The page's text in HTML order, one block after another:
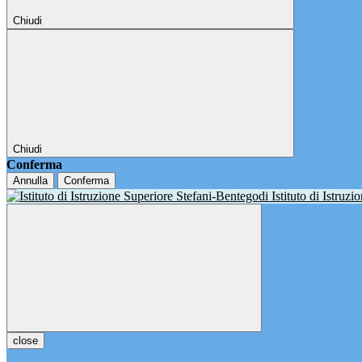
Chiudi
Chiudi
Conferma
Annulla Conferma
Istituto di
close